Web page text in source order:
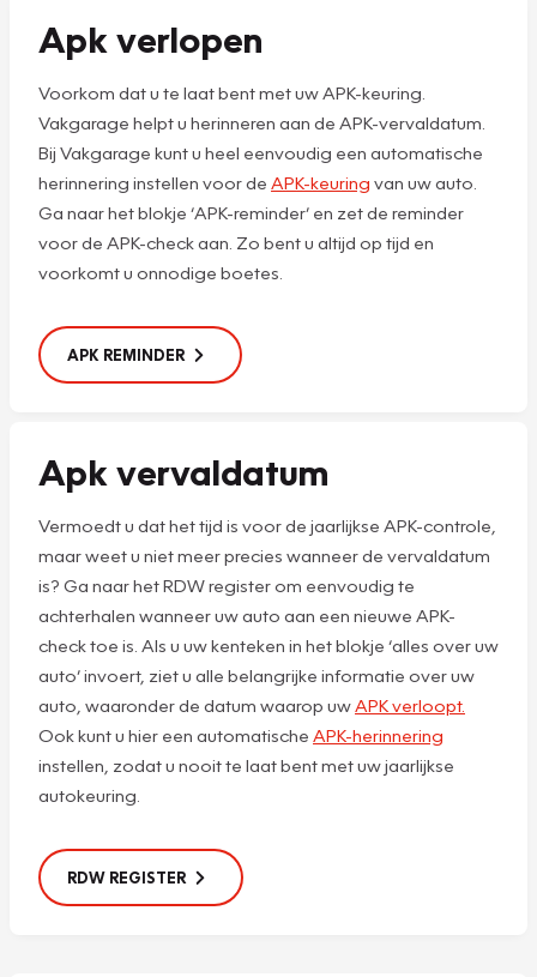
Apk verlopen
Voorkom dat u te laat bent met uw APK-keuring.
Vakgarage helpt u herinneren aan de APK-vervaldatum.
Bij Vakgarage kunt u heel eenvoudig een automatische
herinnering instellen voor de APK-keuring van uw auto.
Ga naar het blokje ‘APK-reminder’ en zet de reminder
voor de APK-check aan. Zo bent u altijd op tijd en
voorkomt u onnodige boetes.
APK REMINDER
Apk vervaldatum
Vermoedt u dat het tijd is voor de jaarlijkse APK-controle,
maar weet u niet meer precies wanneer de vervaldatum
is? Ga naar het RDW register om eenvoudig te
achterhalen wanneer uw auto aan een nieuwe APK-
check toe is. Als u uw kenteken in het blokje ‘alles over uw
auto’ invoert, ziet u alle belangrijke informatie over uw
auto, waaronder de datum waarop uwAPK verloopt.
Ook kunt u hier een automatische APK-herinnering
instellen, zodat u nooit te laat bent met uw jaarlijkse
autokeuring.
RDW REGISTER